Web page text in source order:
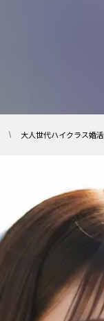
大人世代ハイクラス婚活